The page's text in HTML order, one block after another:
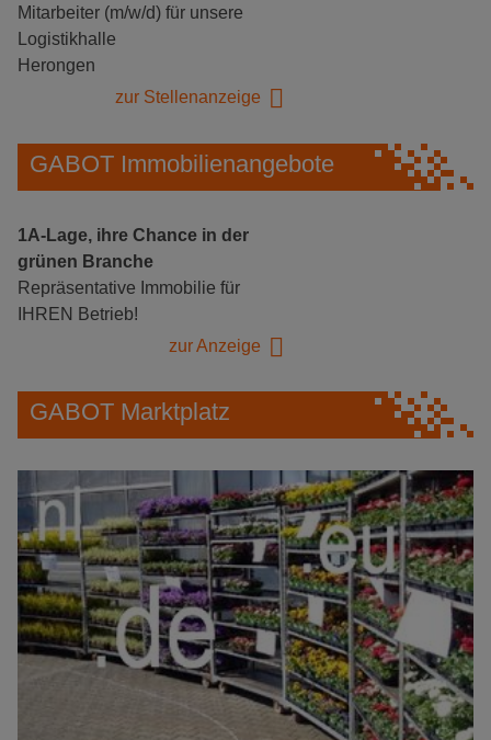
Mitarbeiter (m/w/d) für unsere
Logistikhalle
Herongen
zur Stellenanzeige
GABOT Immobilienangebote
1A-Lage, ihre Chance in der
grünen Branche
Repräsentative Immobilie für
IHREN Betrieb!
zur Anzeige
GABOT Marktplatz